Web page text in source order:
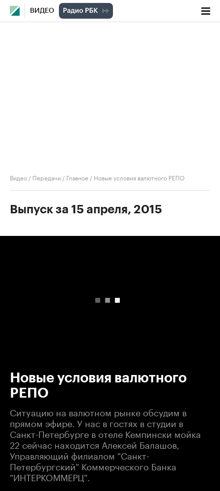
ВИДЕО
Видео / Передачи / Главное / Новые условия валютного РЕПО
Выпуск за 15 апреля, 2015
Новые условия валютного
РЕПО
Ситуацию на валютном рынке обсудим в
прямом эфире. У нас в гостях в студии в
Санкт-Петербурге в отеле Кемпински мойка
22 сейчас находится Алексей Балашов,
Управляющий филиалом "Санкт-
Петербургский" Коммерческого Банка
"ИНТЕРКОММЕРЦ".